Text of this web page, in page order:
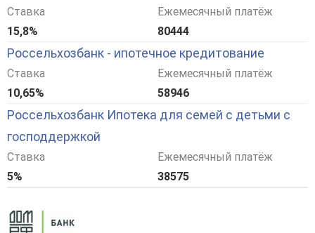
Ставка
15,8%
Ежемесячный платёж
80444
Россельхозбанк - ипотечное кредитование
Ставка
10,65%
Ежемесячный платёж
58946
Россельхозбанк Ипотека для семей с детьми с
господдержкой
Ставка
5%
Ежемесячный платёж
38575